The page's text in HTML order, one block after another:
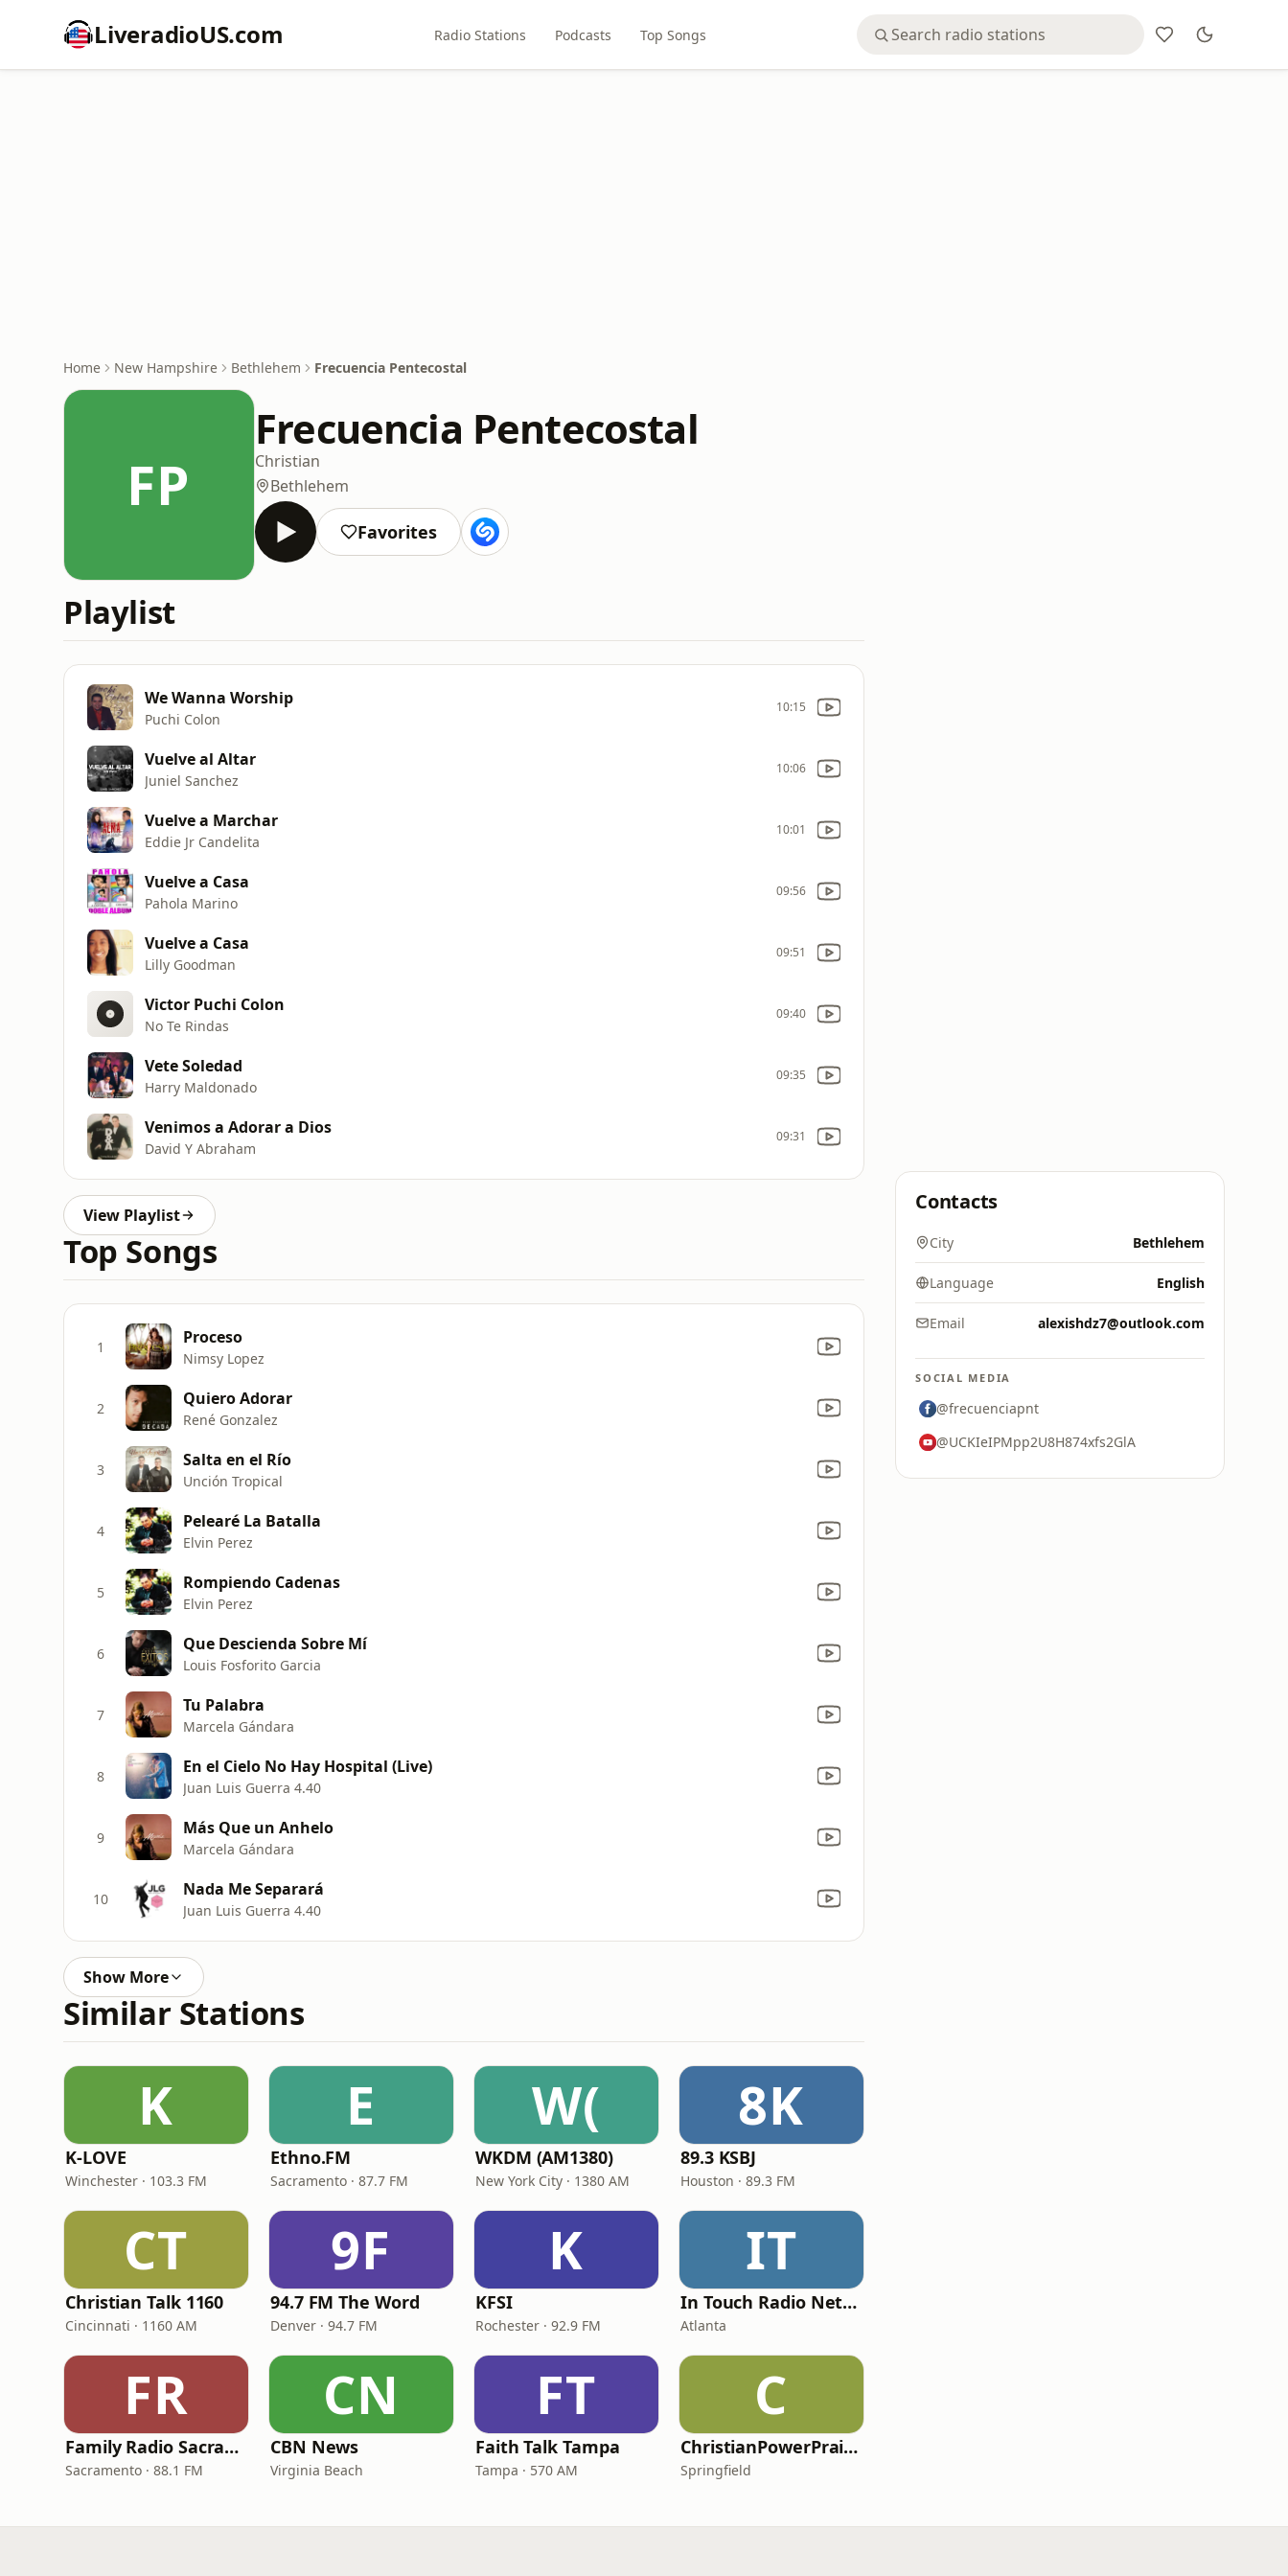
LiveradioUS.com Radio Stations Podcasts Top Songs
Home New Hampshire Bethlehem Frecuencia Pentecostal
FP
Frecuencia Pentecostal
Christian
Bethlehem
Favorites
Playlist
We Wanna Worship
Puchi Colon
10:15
Vuelve al Altar
Juniel Sanchez
10:06
Vuelve a Marchar
Eddie Jr Candelita
10:01
Vuelve a Casa
Pahola Marino
09:56
Vuelve a Casa
Lilly Goodman
09:51
Victor Puchi Colon
No Te Rindas
09:40
Vete Soledad
Harry Maldonado
09:35
Venimos a Adorar a Dios
David Y Abraham
09:31
View Playlist
Top Songs
1 Proceso
Nimsy Lopez
2 Quiero Adorar
René Gonzalez
3 Salta en el Río
Unción Tropical
4 Pelearé La Batalla
Elvin Perez
5 Rompiendo Cadenas
Elvin Perez
6 Que Descienda Sobre Mí
Louis Fosforito Garcia
7 Tu Palabra
Marcela Gándara
8 En el Cielo No Hay Hospital (Live)
Juan Luis Guerra 4.40
9 Más Que un Anhelo
Marcela Gándara
10 Nada Me Separará
Juan Luis Guerra 4.40
Show More
Similar Stations
K
K-LOVE
Winchester · 103.3 FM
E
Ethno.FM
Sacramento · 87.7 FM
W(
WKDM (AM1380)
New York City · 1380 AM
8K
89.3 KSBJ
Houston · 89.3 FM
CT
Christian Talk 1160
Cincinnati · 1160 AM
9F
94.7 FM The Word
Denver · 94.7 FM
K
KFSI
Rochester · 92.9 FM
IT
In Touch Radio Network
Atlanta
FR
Family Radio Sacramento (KEBR)
Sacramento · 88.1 FM
CN
CBN News
Virginia Beach
FT
Faith Talk Tampa
Tampa · 570 AM
C
ChristianPowerPraise.Net
Springfield
Contacts
City Bethlehem
Language English
Email alexishdz7@outlook.com
SOCIAL MEDIA
@frecuenciapnt
@UCKIeIPMpp2U8H874xfs2GlA